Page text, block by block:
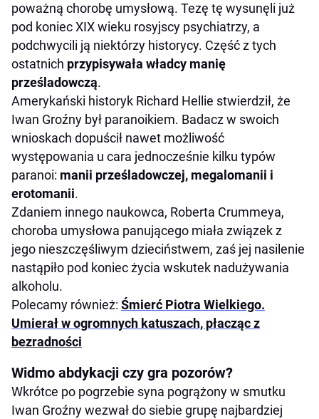
poważną chorobę umysłową. Tezę tę wysunęli już
pod koniec XIX wieku rosyjscy psychiatrzy, a
podchwycili ją niektórzy historycy. Część z tych
ostatnich przypisywała władcy manię
prześladowczą.
Amerykański historyk Richard Hellie stwierdził, że
Iwan Groźny był paranoikiem. Badacz w swoich
wnioskach dopuścił nawet możliwość
występowania u cara jednocześnie kilku typów
paranoi: manii prześladowczej, megalomanii i
erotomanii.
Zdaniem innego naukowca, Roberta Crummeya,
choroba umysłowa panującego miała związek z
jego nieszczęśliwym dzieciństwem, zaś jej nasilenie
nastąpiło pod koniec życia wskutek nadużywania
alkoholu.
Polecamy również: Śmierć Piotra Wielkiego.
Umierał w ogromnych katuszach, płacząc z
bezradności
Widmo abdykacji czy gra pozorów?
Wkrótce po pogrzebie syna pogrążony w smutku
Iwan Groźny wezwał do siebie grupę najbardziej